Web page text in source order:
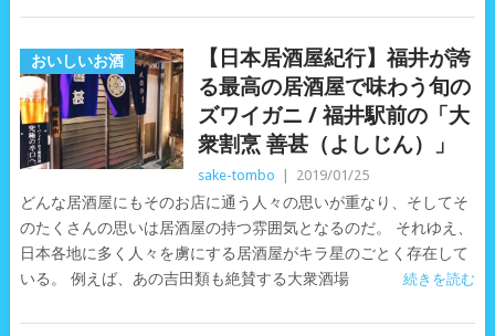
おいしいお酒
【日本居酒屋紀行】福井が誇
る最高の居酒屋で味わう旬の
ズワイガニ / 福井駅前の「大
衆割烹 善甚（よしじん）」
sake-tombo 2019/01/25
どんな居酒屋にもそのお店に通う人々の思いが重なり、そしてそ
のたくさんの思いは居酒屋の持つ雰囲気となるのだ。 それゆえ、
日本各地に多く人々を虜にする居酒屋がキラ星のごとく存在して
いる。 例えば、あの吉田類も絶賛する大衆酒場
続きを読む